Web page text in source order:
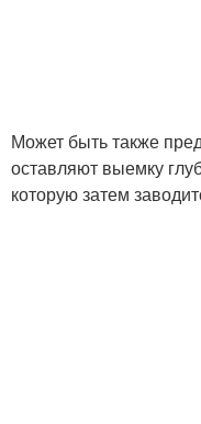
Может быть также
оставляют выемку
которую затем